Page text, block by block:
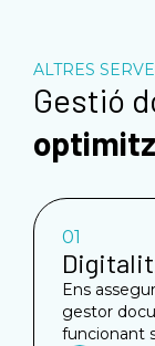
ALTRES
Gestió
01
Ens
gestor
funcionant